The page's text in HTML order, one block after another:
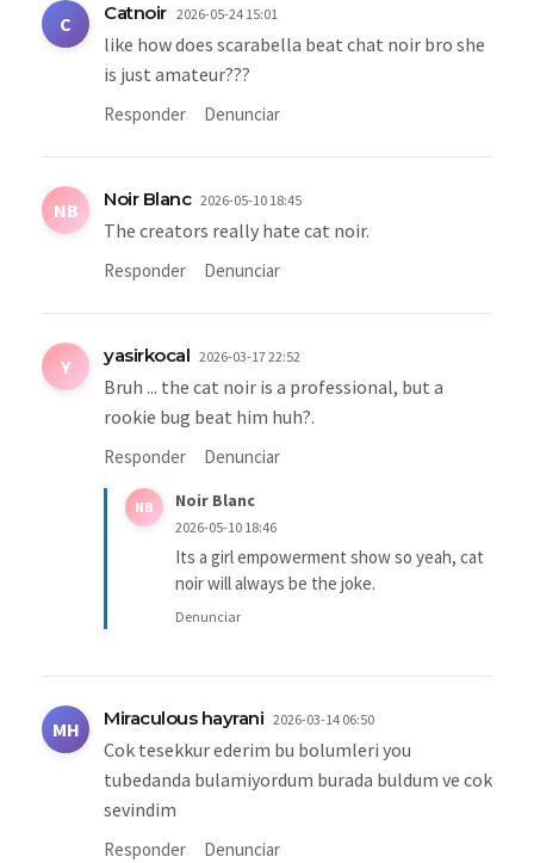
C Catnoir 2026-05-24 15:01
like how does scarabella beat chat noir bro she
is just amateur???
Responder Denunciar
NB Noir Blanc 2026-05-10 18:45
The creators really hate cat noir.
Responder Denunciar
Y yasirkocal 2026-03-17 22:52
Bruh ... the cat noir is a professional, but a
rookie bug beat him huh?.
Responder Denunciar
NB Noir Blanc
2026-05-10 18:46
Its a girl empowerment show so yeah, cat
noir will always be the joke.
Denunciar
MH Miraculous hayrani 2026-03-14 06:50
Cok tesekkur ederim bu bolumleri you
tubedanda bulamiyordum burada buldum ve cok
sevindim
Responder Denunciar